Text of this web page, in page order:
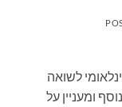
לשואה
ומעניין על